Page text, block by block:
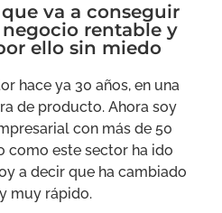
va a conseguir
rentable y
ello sin miedo
hace ya 30 años, en una
de producto. Ahora soy
con más de 50
como este sector ha ido
a decir que ha cambiado
muy rápido.